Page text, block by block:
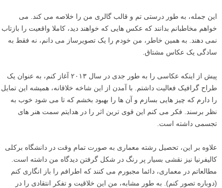
این جمله، به طور درستی تم و قالب گالری من را خلاصه می کند. می
خواهم مخاطبانم بدانند که عکس هایی که خواهند دید، کاملا واقعیت را بازتاب
نمی دهند. به همین خاطر، من خودم را یک تصویرساز می دانم، نه فقط به
سادگی یک عکاس مشتاق.
پیش از اینکه عکاسی را به طور جدی در سال ۲۰۱۳ آغاز کنم، به عنوان یک
طراح گرافیک فعالیت داشتم. با آمدن از این شاخه خلاقانه، همیشه این تمایل
را دارم که چیز هایی بسازم و آن ها را بهبود بخشم که تا می شود خوب به
نظر برسند. فکر می کنم این قوی ترین اثر را در هدایتم سمت هنر های
تجسمی داشته است.
علاوه بر این، تحصیل رشته معماری به صورت تمام وقت در دانشگاه برکلی
کالیفرنیا نیز نقشی بسیار پر رنگ در شکل گرفتن دیدگاه من داشته است.
مطالعاتم در معماری، دائما مجبورم می کنند که اطرافم را باز انگاری کنم
(دوباره تصور کنم). به طور مشابه، من این خلاقیت و تفکر انتقادی را در